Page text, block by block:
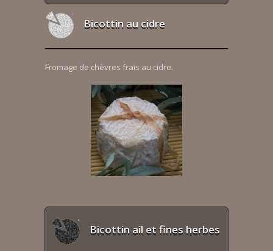
Bicottin au cidre
Fromage de chèvres frais au cidre.
Bicottin ail et fines herbes